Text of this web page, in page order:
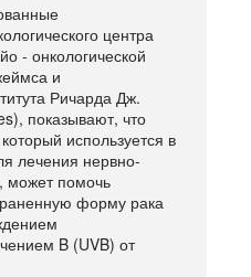
центра
- онкологической
и
Ричарда Дж.
показывают, что
используется в
лечения нервно-
может помочь
форму рака
B (UVB) от